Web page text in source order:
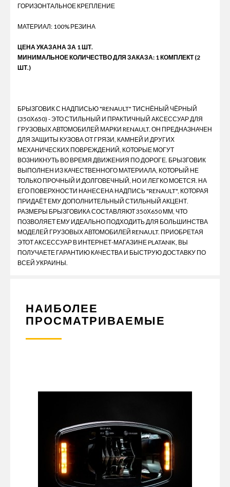
ГОРИЗОНТАЛЬНОЕ КРЕПЛЕНИЕ
МАТЕРИАЛ: 100% РЕЗИНА
ЦЕНА УКАЗАНА ЗА 1 ШТ.
МИНИМАЛЬНОЕ КОЛИЧЕСТВО ДЛЯ ЗАКАЗА: 1 КОМПЛЕКТ (2
ШТ.)
БРЫЗГОВИК С НАДПИСЬЮ "RENAULT" ТИСНЁНЫЙ ЧЁРНЫЙ
(350Х650) - ЭТО СТИЛЬНЫЙ И ПРАКТИЧНЫЙ АКСЕССУАР ДЛЯ
ГРУЗОВЫХ АВТОМОБИЛЕЙ МАРКИ RENAULT. ОН ПРЕДНАЗНАЧЕН
ДЛЯ ЗАЩИТЫ КУЗОВА ОТ ГРЯЗИ, КАМНЕЙ И ДРУГИХ
МЕХАНИЧЕСКИХ ПОВРЕЖДЕНИЙ, КОТОРЫЕ МОГУТ
ВОЗНИКНУТЬ ВО ВРЕМЯ ДВИЖЕНИЯ ПО ДОРОГЕ. БРЫЗГОВИК
ВЫПОЛНЕН ИЗ КАЧЕСТВЕННОГО МАТЕРИАЛА, КОТОРЫЙ НЕ
ТОЛЬКО ПРОЧНЫЙ И ДОЛГОВЕЧНЫЙ, НО И ЛЕГКО МОЕТСЯ. НА
ЕГО ПОВЕРХНОСТИ НАНЕСЕНА НАДПИСЬ "RENAULT", КОТОРАЯ
ПРИДАЁТ ЕМУ ДОПОЛНИТЕЛЬНЫЙ СТИЛЬНЫЙ АКЦЕНТ.
РАЗМЕРЫ БРЫЗГОВИКА СОСТАВЛЯЮТ 350Х650 ММ, ЧТО
ПОЗВОЛЯЕТ ЕМУ ИДЕАЛЬНО ПОДХОДИТЬ ДЛЯ БОЛЬШИНСТВА
МОДЕЛЕЙ ГРУЗОВЫХ АВТОМОБИЛЕЙ RENAULT. ПРИОБРЕТАЯ
ЭТОТ АКСЕССУАР В ИНТЕРНЕТ-МАГАЗИНЕ PLATANIK, ВЫ
ПОЛУЧАЕТЕ ГАРАНТИЮ КАЧЕСТВА И БЫСТРУЮ ДОСТАВКУ ПО
ВСЕЙ УКРАИНЫ.
НАИБОЛЕЕ
ПРОСМАТРИВАЕМЫЕ